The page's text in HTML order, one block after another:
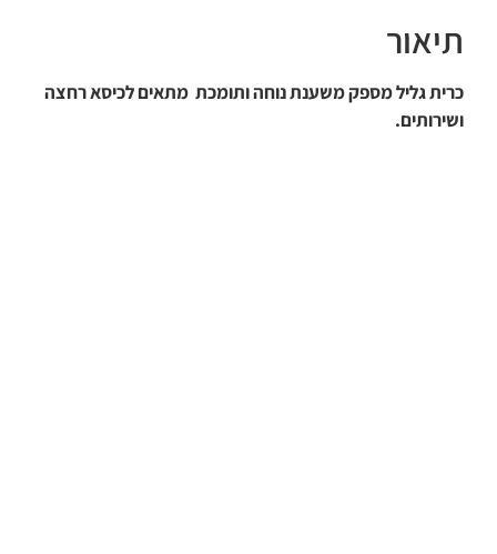
תיאור
כרית גליל מספק משענת נוחה ותומכת מתאים לכיסא רחצה
ושירותים.